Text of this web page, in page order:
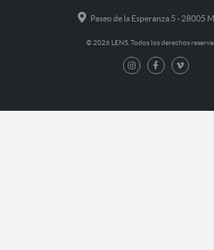
Paseo de la Esperanza 5 - 28005
© 2026 LENS. Todos los derechos